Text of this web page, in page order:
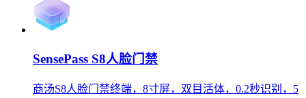
SensePass S8人脸门禁
商汤S8人脸门禁终端，8寸屏，双目活体，0.2秒识别，5